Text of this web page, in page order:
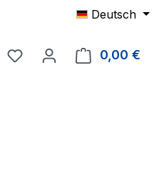
Deutsch
Du hast 0 Produkte auf
0,00 €